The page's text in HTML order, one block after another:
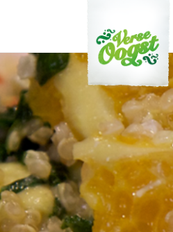
Verse Oogst